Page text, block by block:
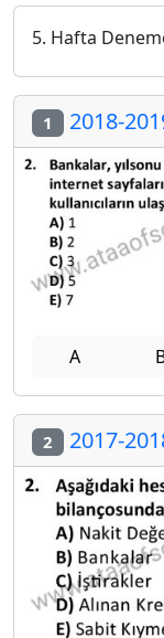
5. Hafta
1 2018-
A
2 2017-